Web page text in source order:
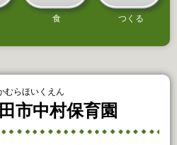
食 つくる
むらほいくえん
市中村保育園